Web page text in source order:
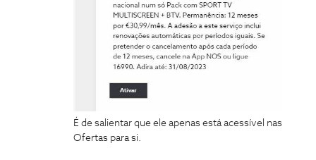
É de salientar que ele apenas está acessível nas
Ofertas para si.